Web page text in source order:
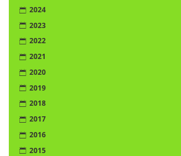
2024
2023
2022
2021
2020
2019
2018
2017
2016
2015